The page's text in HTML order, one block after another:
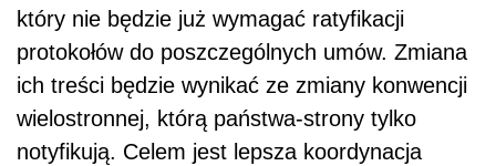
który nie będzie już wymagać ratyfikacji
protokołów do poszczególnych umów. Zmiana
ich treści będzie wynikać ze zmiany konwencji
wielostronnej, którą państwa-strony tylko
notyfikują. Celem jest lepsza koordynacja